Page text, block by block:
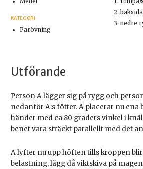
Medel
KATEGORI
Parövning
rumpa/
nedre
Utförande
Person A lägger sig på rygg och
nedanför A:s fötter. A placerar nu ena
händer med ca 80 graders vinkel i
benet vara sträckt parallellt med det
A lyfter nu upp höften tills kroppen
belastning, lägg då viktskiva på